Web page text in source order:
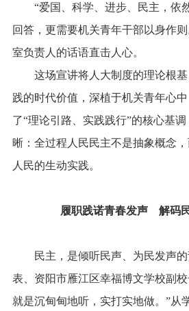
“爱国、科学、进步、民主，依
回答，更需要机关青年干部以身作
室负责人的话语直击人心。
这场宣讲将人大制度的理论根基
践的时代价值，深植于机关青年心
了“理论引路、实践践行”的核心基
晰：全过程人民民主不是抽象概念
人民的生动实践。
履职践诺青春发声 解码
民主，是倾听民声、为民发声的
表、资阳市雁江区幸福博文学校副校
就是沉甸甸地听，实打实地做。”从